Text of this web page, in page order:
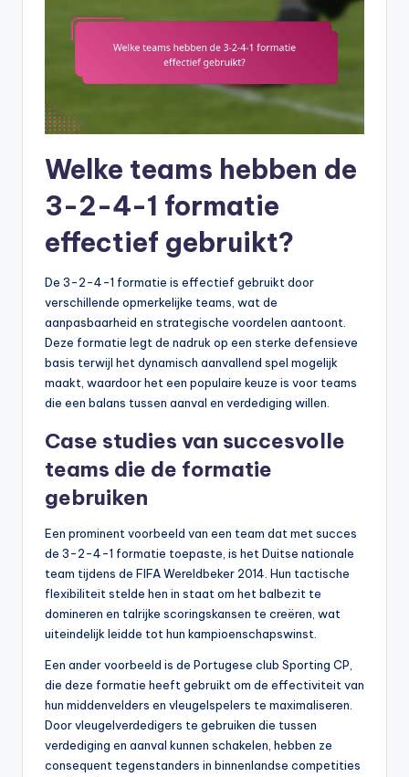
Welke teams hebben de
3-2-4-1 formatie
effectief gebruikt?
De 3-2-4-1 formatie is effectief gebruikt door
verschillende opmerkelijke teams, wat de
aanpasbaarheid en strategische voordelen aantoont.
Deze formatie legt de nadruk op een sterke defensieve
basis terwijl het dynamisch aanvallend spel mogelijk
maakt, waardoor het een populaire keuze is voor teams
die een balans tussen aanval en verdediging willen.
Case studies van succesvolle
teams die de formatie
gebruiken
Een prominent voorbeeld van een team dat met succes
de 3-2-4-1 formatie toepaste, is het Duitse nationale
team tijdens de FIFA Wereldbeker 2014. Hun tactische
flexibiliteit stelde hen in staat om het balbezit te
domineren en talrijke scoringskansen te creëren, wat
uiteindelijk leidde tot hun kampioenschapswinst.
Een ander voorbeeld is de Portugese club Sporting CP,
die deze formatie heeft gebruikt om de effectiviteit van
hun middenvelders en vleugelspelers te maximaliseren.
Door vleugelverdedigers te gebruiken die tussen
verdediging en aanval kunnen schakelen, hebben ze
consequent tegenstanders in binnenlandse competities